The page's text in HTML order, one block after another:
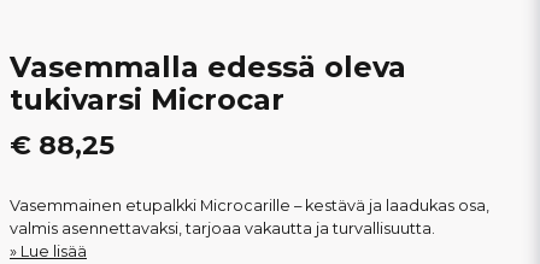
Vasemmalla edessä oleva
tukivarsi Microcar
€ 88,25
Vasemmainen etupalkki Microcarille – kestävä ja laadukas osa,
valmis asennettavaksi, tarjoaa vakautta ja turvallisuutta.
Lue lisää